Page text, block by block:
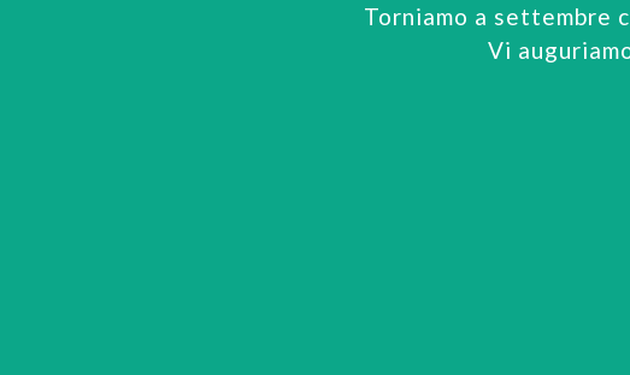
Torniamo a settembre
Vi